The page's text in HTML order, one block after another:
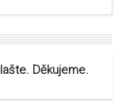
Děkujeme.